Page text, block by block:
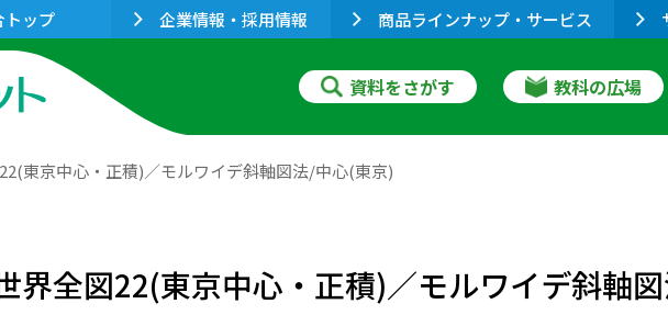
トップ 企業情報・採用情報 商品ラインナップ・サービス
資料をさがす 教科の広場
東京中心・正積)／モルワイデ斜軸図法/中心(東京)
界全図22(東京中心・正積)／モルワイデ斜軸